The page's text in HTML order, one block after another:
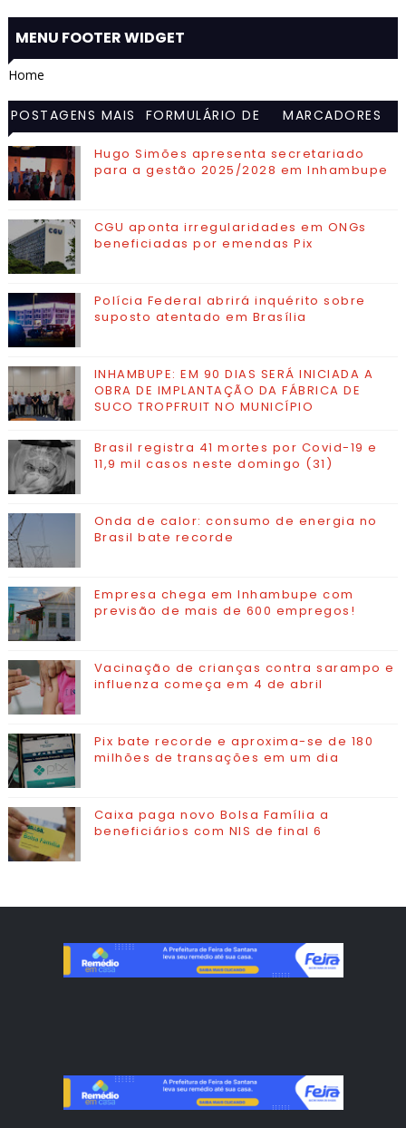
MENU FOOTER WIDGET
Home
POSTAGENS MAIS
VISITADAS
FORMULÁRIO DE
MARCADORES
Hugo Simões apresenta secretariado
para a gestão 2025/2028 em Inhambupe
CGU aponta irregularidades em ONGs
beneficiadas por emendas Pix
Polícia Federal abrirá inquérito sobre
suposto atentado em Brasília
INHAMBUPE: EM 90 DIAS SERÁ INICIADA A
OBRA DE IMPLANTAÇÃO DA FÁBRICA DE
SUCO TROPFRUIT NO MUNICÍPIO
Brasil registra 41 mortes por Covid-19 e
11,9 mil casos neste domingo (31)
Onda de calor: consumo de energia no
Brasil bate recorde
Empresa chega em Inhambupe com
previsão de mais de 600 empregos!
Vacinação de crianças contra sarampo e
influenza começa em 4 de abril
Pix bate recorde e aproxima-se de 180
milhões de transações em um dia
Caixa paga novo Bolsa Família a
beneficiários com NIS de final 6